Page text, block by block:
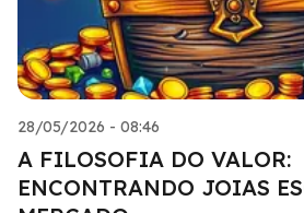
28/05/2026 - 08:46
A FILOSOFIA DO VALOR:
ENCONTRANDO JOIAS